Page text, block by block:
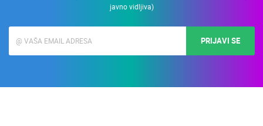
javno vidljiva)
PRIJAVI SE